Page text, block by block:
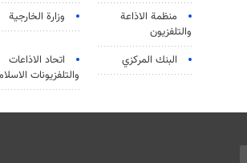
منظمة الاذاعة
والتلفزیون
وزارة الخارجية
البنك المركزي
اتحاد الاذاعات
والتلفزيونات